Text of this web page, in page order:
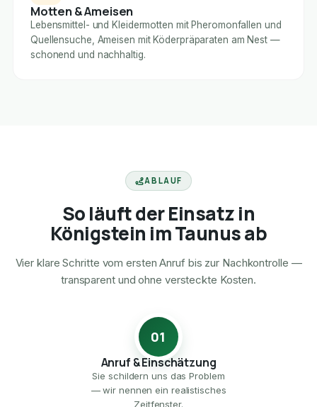
Motten & Ameisen
Lebensmittel- und Kleidermotten mit Pheromonfallen und
Quellensuche, Ameisen mit Köderpräparaten am Nest —
schonend und nachhaltig.
ABLAUF
So läuft der Einsatz in
Königstein im Taunus ab
Vier klare Schritte vom ersten Anruf bis zur Nachkontrolle —
transparent und ohne versteckte Kosten.
01
Anruf & Einschätzung
Sie schildern uns das Problem
— wir nennen ein realistisches
Zeitfenster.